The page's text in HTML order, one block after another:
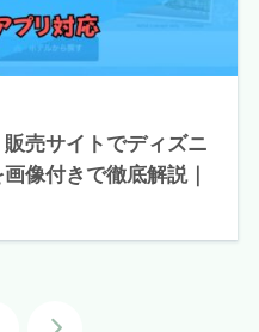
売サイトでディズニ
像付きで徹底解説｜